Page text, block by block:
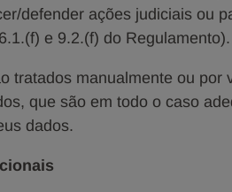
defender ações judiciais ou
e 9.2.(f) do Regulamento).
tratados manualmente ou por
que são em todo o caso
dados.